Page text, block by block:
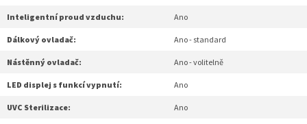
Inteligentní proud vzduchu: Ano
Dálkový ovladač: Ano - standard
Nástěnný ovladač: Ano - volitelně
LED displej s funkcí vypnutí: Ano
UVC Sterilizace: Ano